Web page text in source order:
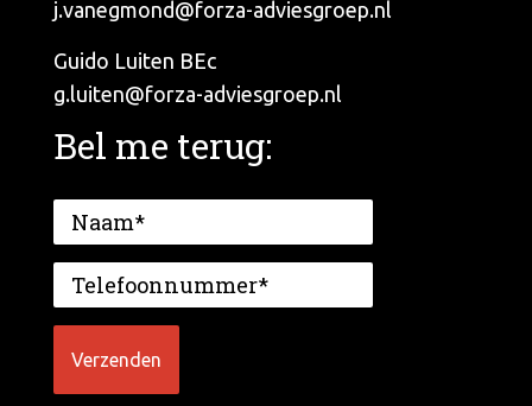
j.vanegmond@forza-adviesgroep.nl
Guido Luiten BEc
g.luiten@forza-adviesgroep.nl
Bel me terug: